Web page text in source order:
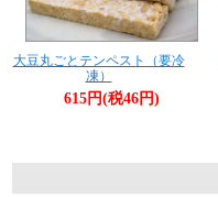
大豆丸ごとテンペスト（要冷
凍）
615円(税46円)